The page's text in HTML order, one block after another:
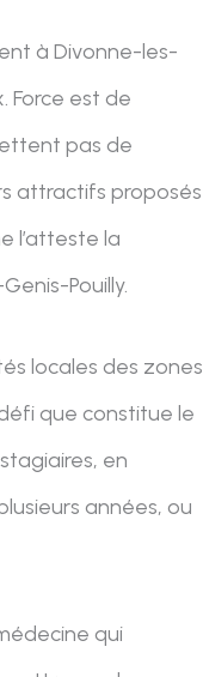
à Divonne-les-
Force est de
pas de
attractifs proposés
l’atteste la
Pouilly.
locales des zones
que constitue le
en
années, ou
qui